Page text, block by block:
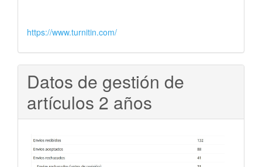
https://www.turnitin.com/
Datos de gestión de
artículos 2 años